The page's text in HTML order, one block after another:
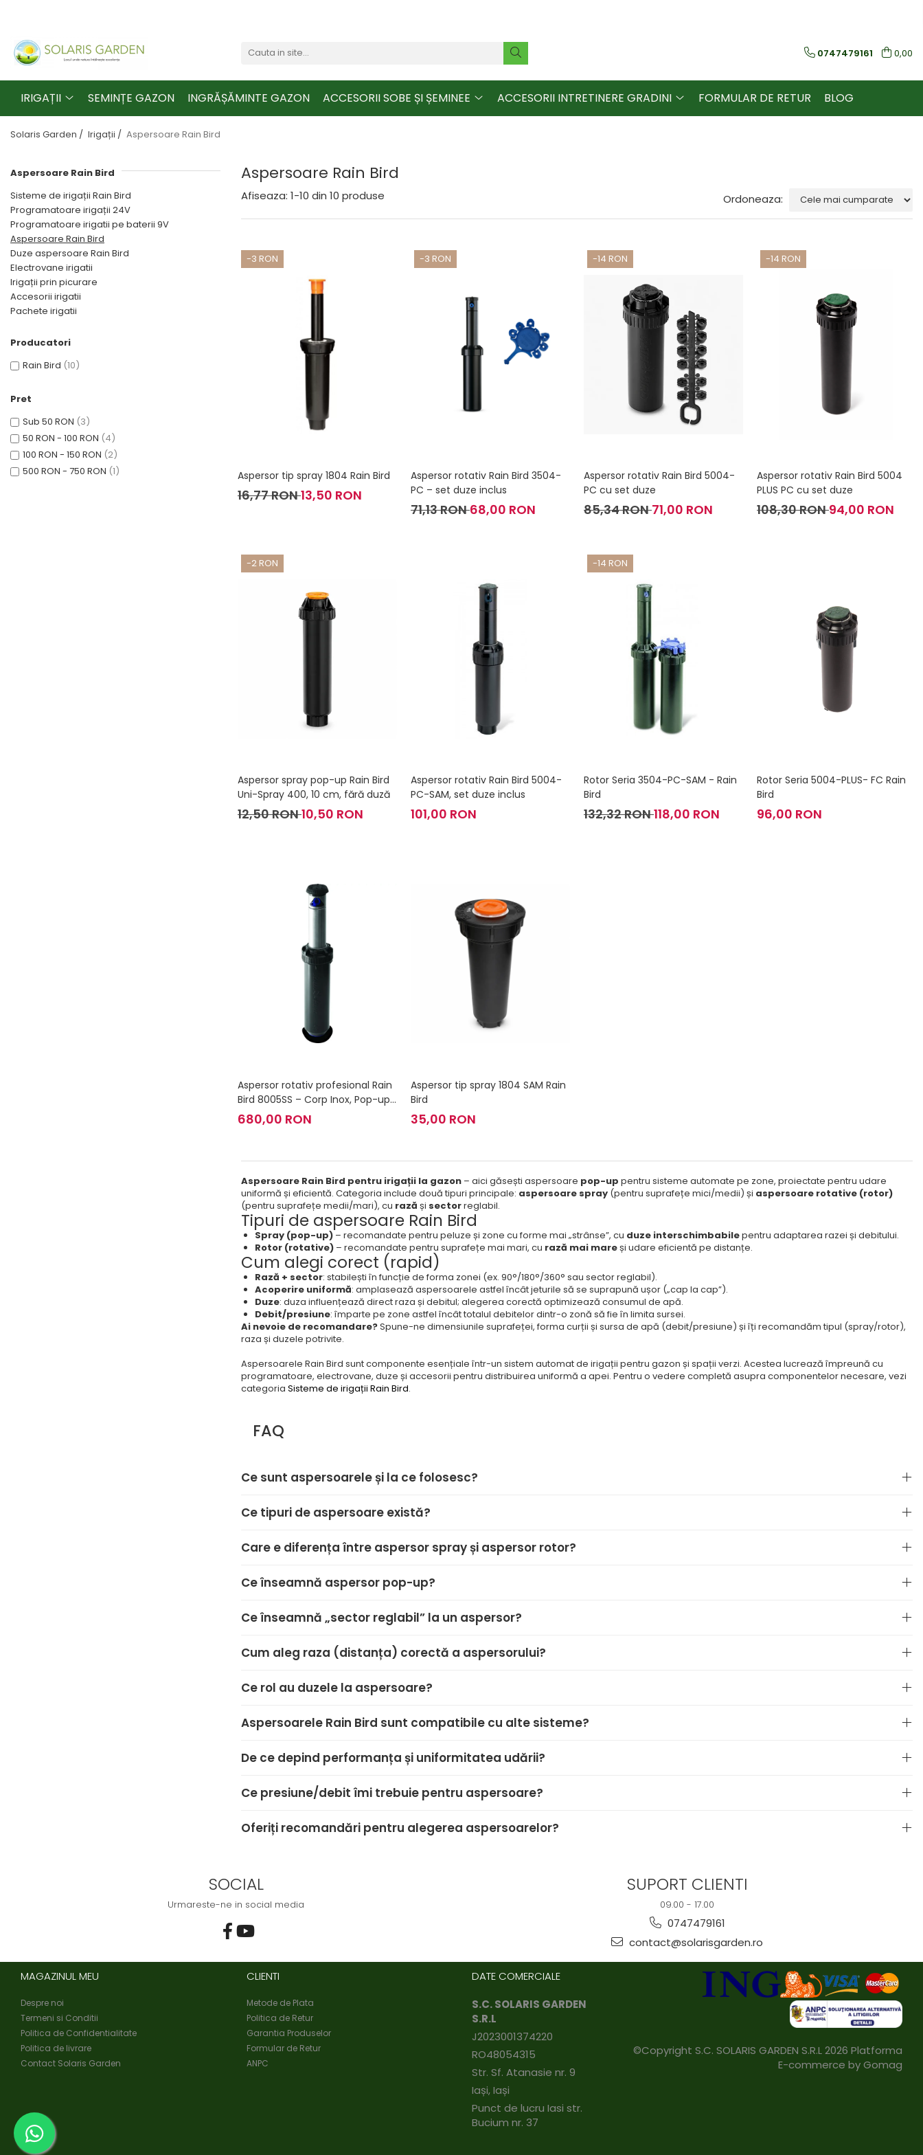
Irigații
Programatoare irigații 24V
Programatoare irigatii pe
baterii 9V
Duze aspersoare Rain Bird
Electrovane irigatii
Irigații prin picurare
Accesorii irigatii
Pachete irigatii
Accesorii sobe și șeminee
Accesorii intretinere gradini
Aspersoare de grădină
Furtunuri de grădină
0747479161 0,00
IRIGAȚII SEMINȚE GAZON INGRĂȘĂMINTE GAZON ACCESORII SOBE ȘI ȘEMINEE ACCESORII INTRETINERE GRADINI FORMULAR DE RETUR BLOG
Solaris Garden / Irigații / Aspersoare Rain Bird
Aspersoare Rain Bird
Aspersoare Rain Bird
Sisteme de irigații Rain Bird
Programatoare irigații 24V
Programatoare irigatii pe baterii 9V
Aspersoare Rain Bird
Duze aspersoare Rain Bird
Electrovane irigatii
Irigații prin picurare
Accesorii irigatii
Pachete irigatii
Producatori
Rain Bird (10)
Pret
Sub 50 RON (3)
50 RON - 100 RON (4)
100 RON - 150 RON (2)
500 RON - 750 RON (1)
Afiseaza: 1-10 din 10 produse Ordoneaza:
-3 RON
Aspersor tip spray 1804 Rain Bird
16,77 RON13,50 RON
-3 RON
Aspersor rotativ Rain Bird 3504-
PC – set duze inclus
71,13 RON68,00 RON
-14 RON
Aspersor rotativ Rain Bird 5004-
PC cu set duze
85,34 RON71,00 RON
-14 RON
Aspersor rotativ Rain Bird 5004
PLUS PC cu set duze
108,30 RON94,00 RON
-2 RON
Aspersor spray pop-up Rain Bird
Uni-Spray 400, 10 cm, fără duză
12,50 RON10,50 RON
Aspersor rotativ Rain Bird 5004-
PC-SAM, set duze inclus
101,00 RON
-14 RON
Rotor Seria 3504-PC-SAM - Rain
Bird
132,32 RON118,00 RON
Rotor Seria 5004-PLUS- FC Rain
Bird
96,00 RON
Aspersor rotativ profesional Rain
Bird 8005SS – Corp Inox, Pop-up
12.7 cm, raza 11.9 - 24.7 m
680,00 RON
Aspersor tip spray 1804 SAM Rain
Bird
35,00 RON
Aspersoare Rain Bird pentru irigații la gazon – aici găsești aspersoare pop-up pentru sisteme automate pe zone, proiectate pentru udare
uniformă și eficientă. Categoria include două tipuri principale: aspersoare spray (pentru suprafețe mici/medii) și aspersoare rotative (rotor)
(pentru suprafețe medii/mari), cu rază și sectorreglabil.
Tipuri de aspersoare Rain Bird
Spray (pop-up) – recomandate pentru peluze și zone cu forme mai „strânse”, cu duze interschimbabilepentru adaptarea razei și debitului.
Rotor (rotative) – recomandate pentru suprafețe mai mari, cu rază mai mareși udare eficientă pe distanțe.
Cum alegi corect (rapid)
Rază + sector: stabilești în funcție de forma zonei (ex. 90°/180°/360° sau sector reglabil).
Acoperire uniformă: amplasează aspersoarele astfel încât jeturile să se suprapună ușor („cap la cap”).
Duze: duza influențează direct raza și debitul; alegerea corectă optimizează consumul de apă.
Debit/presiune: împarte pe zone astfel încât totalul debitelor dintr-o zonă să fie în limita sursei.
Ai nevoie de recomandare?Spune-ne dimensiunile suprafeței, forma curții și sursa de apă (debit/presiune) și îți recomandăm tipul (spray/rotor),
raza și duzele potrivite.
Aspersoarele Rain Bird sunt componente esențiale într-un sistem automat de irigații pentru gazon și spații verzi. Acestea lucrează împreună cu
programatoare, electrovane, duze și accesorii pentru distribuirea uniformă a apei. Pentru o vedere completă asupra componentelor necesare, vezi
categoria Sisteme de irigații Rain Bird.
FAQ
Ce sunt aspersoarele și la ce folosesc?
Ce tipuri de aspersoare există?
Care e diferența între aspersor spray și aspersor rotor?
Ce înseamnă aspersor pop-up?
Ce înseamnă „sector reglabil” la un aspersor?
Cum aleg raza (distanța) corectă a aspersorului?
Ce rol au duzele la aspersoare?
Aspersoarele Rain Bird sunt compatibile cu alte sisteme?
De ce depind performanța și uniformitatea udării?
Ce presiune/debit îmi trebuie pentru aspersoare?
Oferiți recomandări pentru alegerea aspersoarelor?
SOCIAL
Urmareste-ne in social media
SUPORT CLIENTI
09.00 - 17.00
0747479161
contact@solarisgarden.ro
MAGAZINUL MEU
Despre noi
Termeni si Conditii
Politica de Confidentialitate
Politica de livrare
Contact Solaris Garden
CLIENTI
Metode de Plata
Politica de Retur
Garantia Produselor
Formular de Retur
ANPC
DATE COMERCIALE
S.C. SOLARIS GARDEN
S.R.L
J2023001374220
RO48054315
Str. Sf. Atanasie nr. 9
Iași, Iași
Punct de lucru Iasi str.
Bucium nr. 37
©Copyright S.C. SOLARIS GARDEN S.R.L 2026 Platforma
E-commerce by Gomag